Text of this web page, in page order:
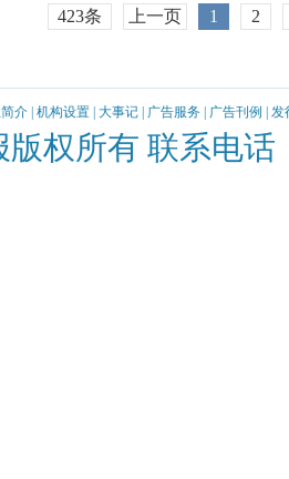
423条 上一页 1 2
介 机构设置 大事记 广告服务 广告刊例 发
权所有 联系电话